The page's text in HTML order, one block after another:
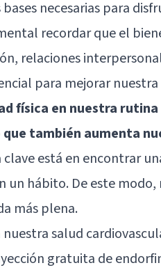
necesarias para
recordar que el
relaciones
para mejorar
física en nuestra
también aumenta
clave está en encontrar
un hábito. De este
más plena.
nuestra salud
gratuita de